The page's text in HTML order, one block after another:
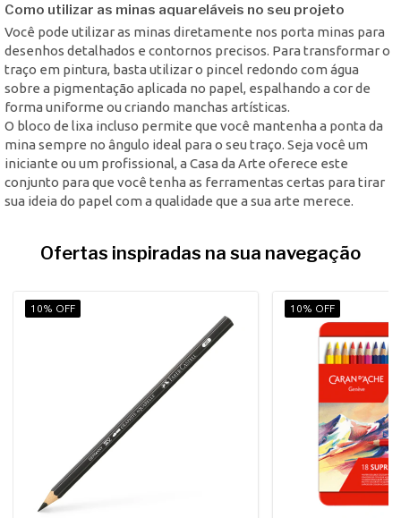
Como utilizar as minas aquareláveis no seu projeto
Você pode utilizar as minas diretamente nos porta minas para
desenhos detalhados e contornos precisos. Para transformar o
traço em pintura, basta utilizar o pincel redondo com água
sobre a pigmentação aplicada no papel, espalhando a cor de
forma uniforme ou criando manchas artísticas.
O bloco de lixa incluso permite que você mantenha a ponta da
mina sempre no ângulo ideal para o seu traço. Seja você um
iniciante ou um profissional, a Casa da Arte oferece este
conjunto para que você tenha as ferramentas certas para tirar
sua ideia do papel com a qualidade que a sua arte merece.
Ofertas inspiradas na sua navegação
10% OFF 10% OFF